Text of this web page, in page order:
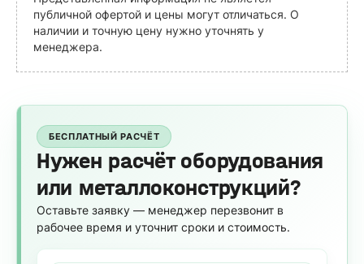
публичной офертой и цены могут отличаться. О
наличии и точную цену нужно уточнять у
менеджера.
БЕСПЛАТНЫЙ РАСЧЁТ
Нужен расчёт оборудования
или металлоконструкций?
Оставьте заявку — менеджер перезвонит в
рабочее время и уточнит сроки и стоимость.